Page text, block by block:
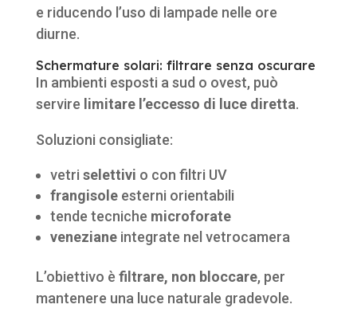
e riducendo l’uso di lampade nelle ore
diurne.
Schermature solari: filtrare senza oscurare
In ambienti esposti a sud o ovest, può
servire limitare l’eccesso di luce diretta.
Soluzioni consigliate:
vetri selettivi o con filtri UV
frangisoleesterni orientabili
tende tecniche microforate
venezianeintegrate nel vetrocamera
L’obiettivo è filtrare, non bloccare, per
mantenere una luce naturale gradevole.